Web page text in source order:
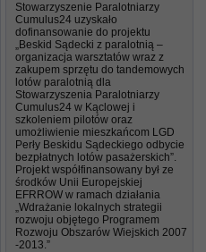
Stowarzyszenie Paralotniarzy
Cumulus24 uzyskało
dofinansowanie do projektu
„Beskid Sądecki z paralotnią –
organizacja warsztatów wraz z
zakupem sprzętu do tandemowych
lotów paralotnią dla
Stowarzyszenia Paralotniarzy
Cumulus24 w Kąclowej i
szkoleniem pilotów oraz
umożliwienie mieszkańcom LGD
Perły Beskidu Sądeckiego odbycie
bezpłatnych lotów pasażerskich”.
Projekt współfinansowany był ze
środków Unii Europejskiej
EFRROW w ramach działania
„Wdrażanie lokalnych strategii
rozwoju objętego Programem
Rozwoju Obszarów Wiejskich 2007
-2013.”